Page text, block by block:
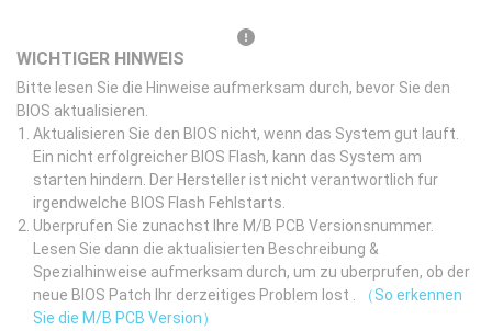
WICHTIGER HINWEIS
Bitte lesen Sie die Hinweise aufmerksam durch, bevor Sie den
BIOS aktualisieren.
Aktualisieren Sie den BIOS nicht, wenn das System gut lauft.
Ein nicht erfolgreicher BIOS Flash, kann das System am
starten hindern. Der Hersteller ist nicht verantwortlich fur
irgendwelche BIOS Flash Fehlstarts.
Uberprufen Sie zunachst Ihre M/B PCB Versionsnummer.
Lesen Sie dann die aktualisierten Beschreibung &
Spezialhinweise aufmerksam durch, um zu uberprufen, ob der
neue BIOS Patch Ihr derzeitiges Problem lost .
（So erkennen
Sie die M/B PCB Version）